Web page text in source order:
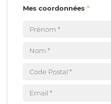
Mes coordonnées